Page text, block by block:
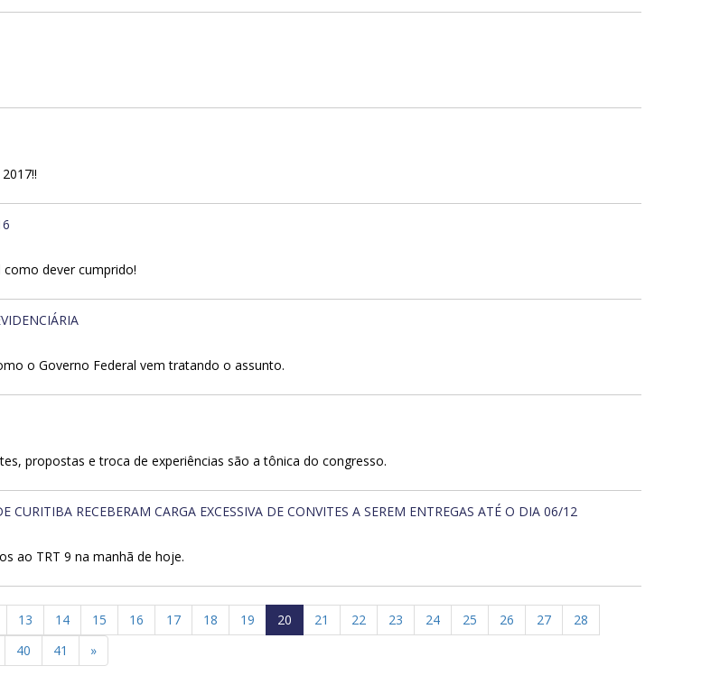
dever cumprido!
o Governo Federal vem tratando o assunto.
propostas e troca de experiências são a tônica do congresso.
RECEBERAM CARGA EXCESSIVA DE CONVITES A SEREM ENTREGAS ATÉ O DIA 06/12
ao TRT 9 na manhã de hoje.
13 14 15 16 17 18 19 20 21 22 23 24 25 26 27
28
40 41 »